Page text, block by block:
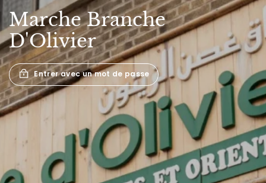
MarcheBranche
D'Olivier
Entrer avec un mot de passe